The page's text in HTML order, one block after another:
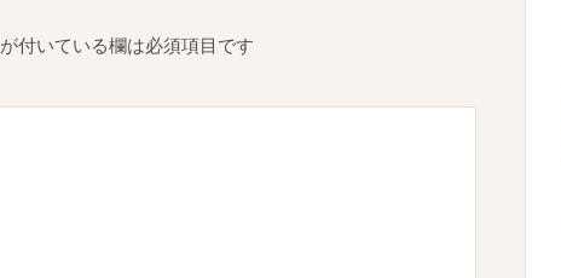
付いている欄は必須項目です